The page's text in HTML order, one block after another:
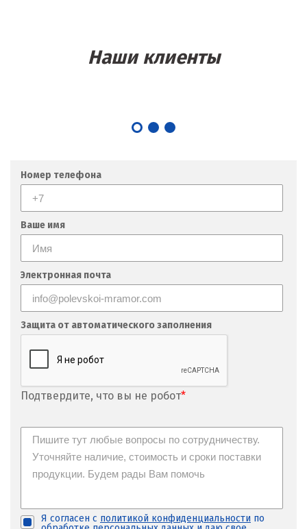
Лыткарино
Люберцы
М
Магнитогорск
Махачкала
Медведевка
Н
Набарежные Челны
Наши клиенты
Номер телефона
Ваше имя
Электронная почта
Защита от автоматического заполнения
Подтвердите, что вы не робот*
Я согласен с политикой конфиденциальности по